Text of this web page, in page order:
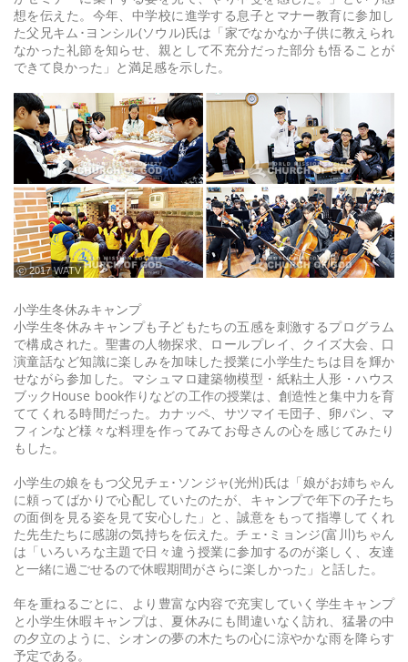
想を伝えた。今年、中学校に進学する息子とマナー教育に参加し
た父兄キム･ヨンシル(ソウル)氏は「家でなかなか子供に教えられ
なかった礼節を知らせ、親として不充分だった部分も悟ることが
できて良かった」と満足感を示した。
ⓒ 2017 WATV
小学生冬休みキャンプ
小学生冬休みキャンプも子どもたちの五感を刺激するプログラム
で構成された。聖書の人物探求、ロールプレイ、クイズ大会、口
演童話など知識に楽しみを加味した授業に小学生たちは目を輝か
せながら参加した。マシュマロ建築物模型・紙粘土人形・ハウス
ブックHouse book作りなどの工作の授業は、創造性と集中力を育
ててくれる時間だった。カナッペ、サツマイモ団子、卵パン、マ
フィンなど様々な料理を作ってみてお母さんの心を感じてみたり
もした。
小学生の娘をもつ父兄チェ･ソンジャ(光州)氏は「娘がお姉ちゃん
に頼ってばかりで心配していたのたが、キャンプで年下の子たち
の面倒を見る姿を見て安心した」と、誠意をもって指導してくれ
た先生たちに感謝の気持ちを伝えた。チェ･ミョンジ(富川)ちゃん
は「いろいろな主題で日々違う授業に参加するのが楽しく、友達
と一緒に過ごせるので休暇期間がさらに楽しかった」と話した。
年を重ねるごとに、より豊富な内容で充実していく学生キャンプ
と小学生休暇キャンプは、夏休みにも間違いなく訪れ、猛暑の中
の夕立のように、シオンの夢の木たちの心に涼やかな雨を降らす
予定である。